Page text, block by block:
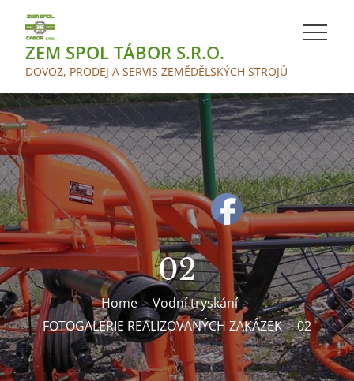
contentZEM SPOL TÁBOR S.R.O.
DOVOZ, PRODEJ A SERVIS ZEMĚDĚLSKÝCH STROJŮ
02
Home
Vodní tryskání
FOTOGALERIE REALIZOVANÝCH ZAKÁZEK
02